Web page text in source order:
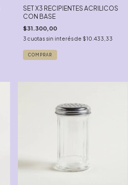
SET X3 RECIPIENTES ACRILICOS
CON BASE
$31.300,00
3 cuotas sin interés de $10.433,33